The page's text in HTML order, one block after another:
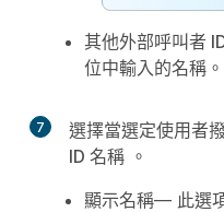
其他外部呼叫者
位中輸入的名稱。
7 選擇當選定使用者
ID 名稱 。
顯示名稱— 此選